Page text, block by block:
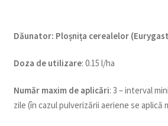
Dăunator: Ploșnița cerealelor
Doza de utilizare: 0.15 l/ha
Număr maxim de aplicări: 3 – interval
zile (în cazul pulverizării aeriene se aplică